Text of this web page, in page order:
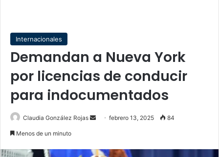
Internacionales
Demandan a Nueva York
por licencias de conducir
para indocumentados
Claudia González Rojas
Sendfebrero 13, 2025 84
Menos de un minuto